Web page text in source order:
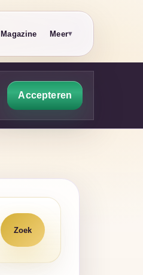
Magazine Meer
Accepteren